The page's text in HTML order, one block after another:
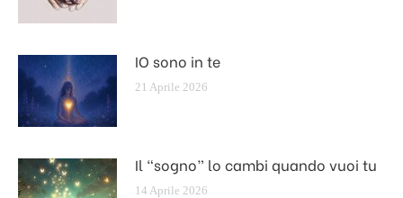
IO sono in te
21 Aprile 2026
Il “sogno” lo cambi quando vuoi tu
14 Aprile 2026